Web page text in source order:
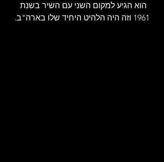
הוא הגיע למקום השני עם השיר בשנת
1961 וזה היה הלהיט היחיד שלו בארה"ב.